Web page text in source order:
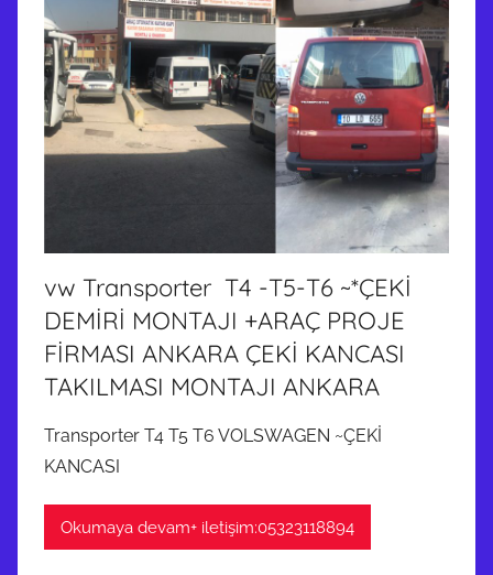
vw Transporter T4 -T5-T6 ~*ÇEKİ
DEMİRİ MONTAJI +ARAÇ PROJE
FİRMASI ANKARA ÇEKİ KANCASI
TAKILMASI MONTAJI ANKARA
Transporter T4 T5 T6 VOLSWAGEN ~ÇEKİ
KANCASI
Okumaya devam+ iletişim:05323118894